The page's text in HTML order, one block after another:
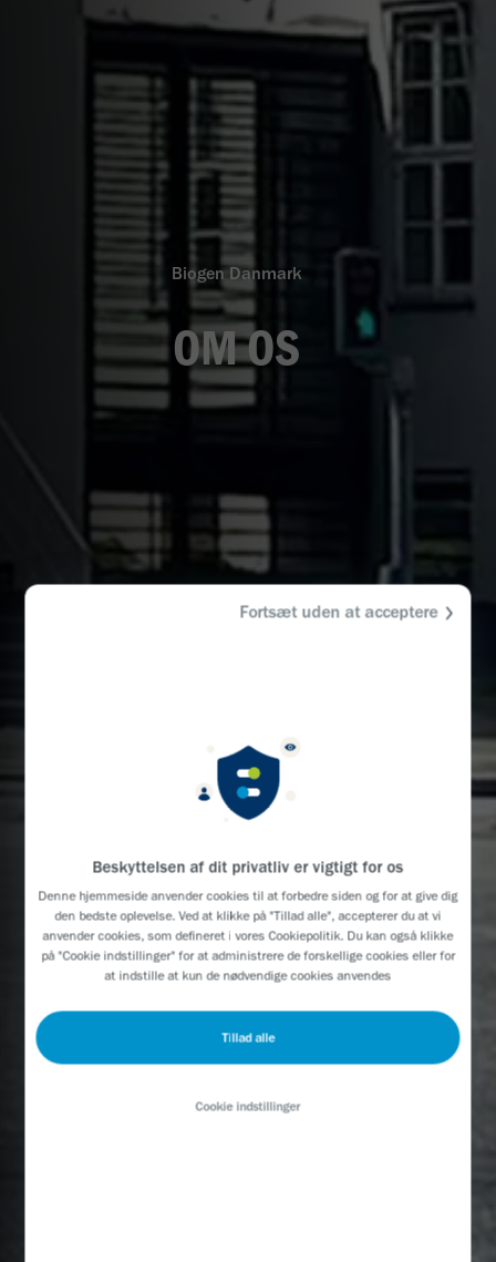
Beskyttelsen af dit privatliv er vigtigt for os
Denne hjemmeside anvender cookies til at forbedre siden og for at give dig
den bedste oplevelse. Ved at klikke på "Tillad alle", accepterer du at vi
anvender cookies, som defineret i vores Cookiepolitik. Du kan også klikke
på "Cookie indstillinger" for at administrere de forskellige cookies eller for
at indstille at kun de nødvendige cookies anvendes
Tillad alle
Cookie indstillinger
Fortsæt uden at acceptere
Biogen Danmark
OM OS